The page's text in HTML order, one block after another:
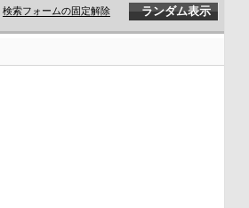
検索フォームの固定解除